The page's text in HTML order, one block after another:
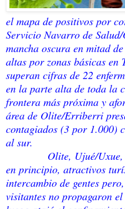
el mapa de positivos por
Servicio Navarro de
mancha oscura en mitad
altas por zonas básicas
superan cifras de 22
en la parte alta de toda la
frontera más próxima y
área de Olite/Erriberri
contagiados (3 por 1.000)
al sur.
Olite, Ujué/
en principio, atractivos
intercambio de gentes
visitantes no propagaron